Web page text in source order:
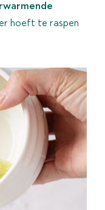
hoeft te raspen